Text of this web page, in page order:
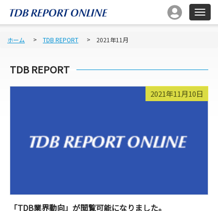
ホーム TDB REPORT 2021年11月
TDB REPORT
2021年11月10日
「TDB業界動向」が閲覧可能になりました。